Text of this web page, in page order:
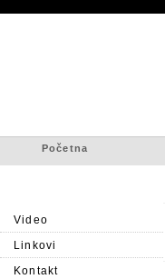
Početna
Video
Linkovi
Kontakt